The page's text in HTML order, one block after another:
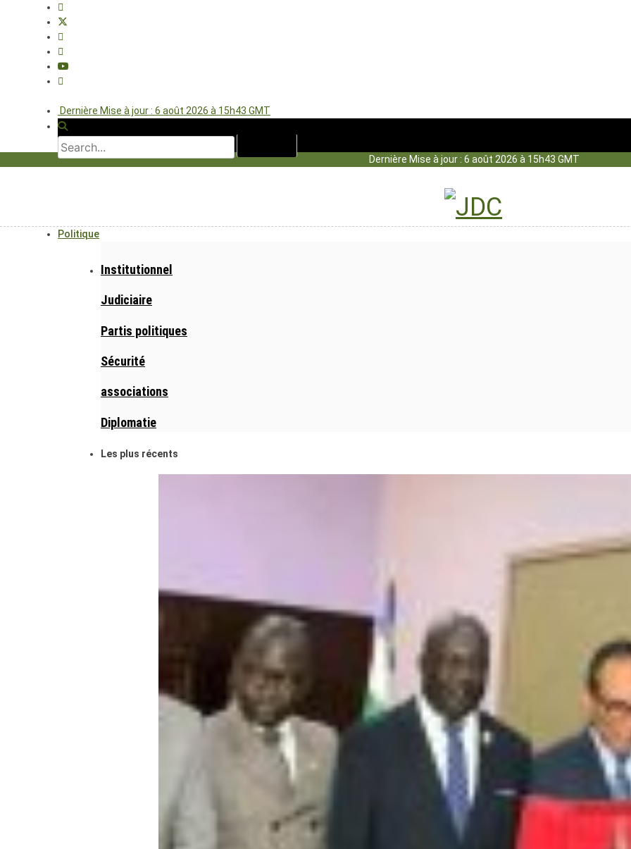
Dernière Mise à jour : 6 août 2026 à 15h43 GMT
Dernière Mise à jour : 6 août 2026 à 15h43 GMT
Politique
Institutionnel
Judiciaire
Partis politiques
Sécurité
associations
Diplomatie
Les plus récents